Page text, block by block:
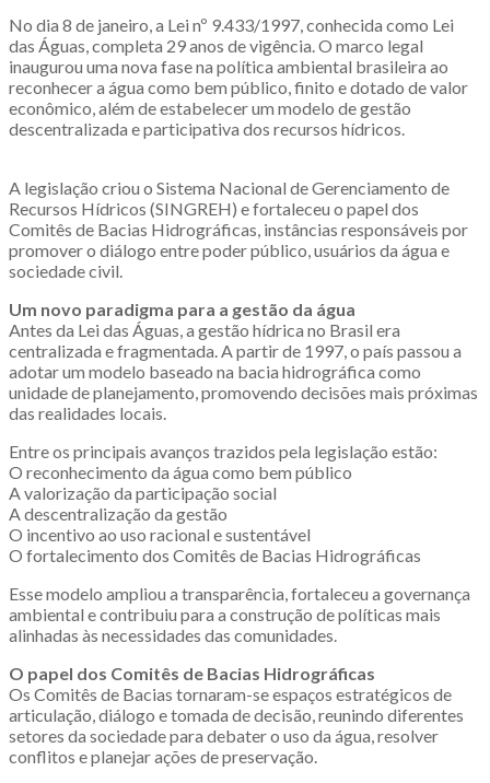
No dia 8 de janeiro, a Lei nº 9.433/1997, conhecida como Lei
das Águas, completa 29 anos de vigência. O marco legal
inaugurou uma nova fase na política ambiental brasileira ao
reconhecer a água como bem público, finito e dotado de valor
econômico, além de estabelecer um modelo de gestão
descentralizada e participativa dos recursos hídricos.
A legislação criou o Sistema Nacional de Gerenciamento de
Recursos Hídricos (SINGREH) e fortaleceu o papel dos
Comitês de Bacias Hidrográficas, instâncias responsáveis por
promover o diálogo entre poder público, usuários da água e
sociedade civil.
Um novo paradigma para a gestão da água
Antes da Lei das Águas, a gestão hídrica no Brasil era
centralizada e fragmentada. A partir de 1997, o país passou a
adotar um modelo baseado na bacia hidrográfica como
unidade de planejamento, promovendo decisões mais próximas
das realidades locais.
Entre os principais avanços trazidos pela legislação estão:
O reconhecimento da água como bem público
A valorização da participação social
A descentralização da gestão
O incentivo ao uso racional e sustentável
O fortalecimento dos Comitês de Bacias Hidrográficas
Esse modelo ampliou a transparência, fortaleceu a governança
ambiental e contribuiu para a construção de políticas mais
alinhadas às necessidades das comunidades.
O papel dos Comitês de Bacias Hidrográficas
Os Comitês de Bacias tornaram-se espaços estratégicos de
articulação, diálogo e tomada de decisão, reunindo diferentes
setores da sociedade para debater o uso da água, resolver
conflitos e planejar ações de preservação.